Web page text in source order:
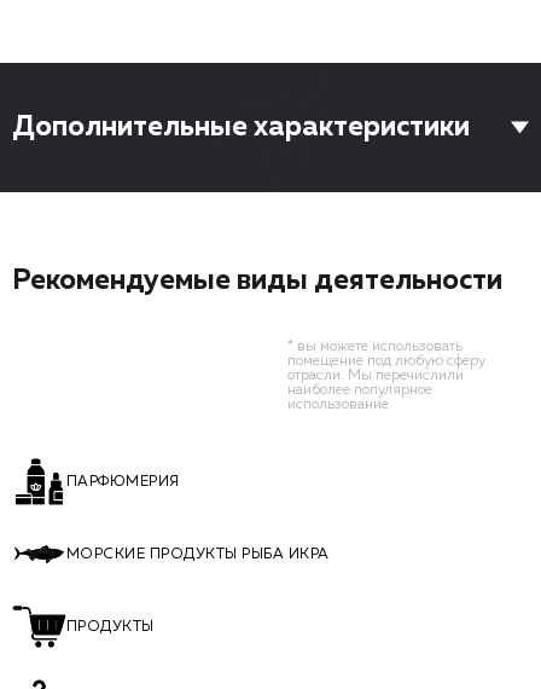
Дополнительные характеристики
Рекомендуемые виды деятельности
* вы можете использовать
помещение под любую сферу
отрасли. Мы перечислили
наиболее популярное
использование
ПАРФЮМЕРИЯ
МОРСКИЕ ПРОДУКТЫ РЫБА ИКРА
ПРОДУКТЫ